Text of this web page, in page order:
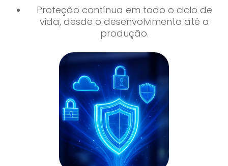
Proteção contínua em todo o ciclo de
vida, desde o desenvolvimento até a
produção.